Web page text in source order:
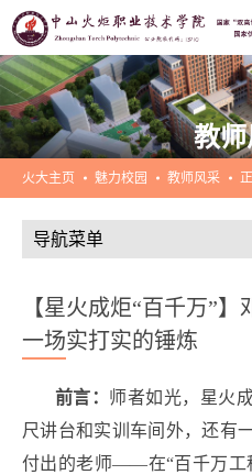
教
火大主页 魅力校园 教师风采
导航菜单
【星火成炬“百千万”
一场实打实的锤炼
前言： 师者如光，星火
尺讲台和实训车间外，还有
付出的老师——在“百千万工